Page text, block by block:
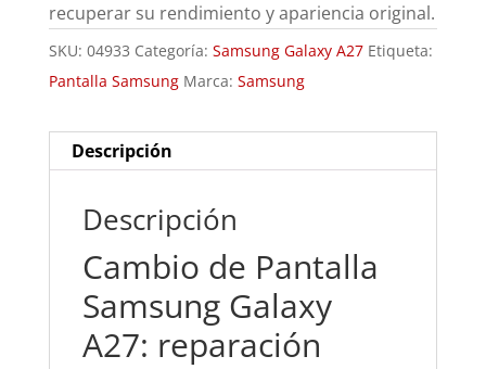
recuperar su rendimiento y apariencia original.
SKU: 04933 Categoría: Samsung Galaxy A27 Etiqueta:
Pantalla Samsung Marca: Samsung
Descripción
Descripción
Cambio de Pantalla
Samsung Galaxy
A27: reparación